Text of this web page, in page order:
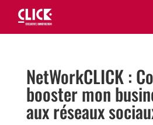
NetWorkCLICK :
booster mon
aux réseaux